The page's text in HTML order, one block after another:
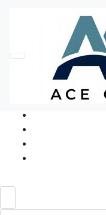
Без
Футболка Пиво
Код товару: Ace5037